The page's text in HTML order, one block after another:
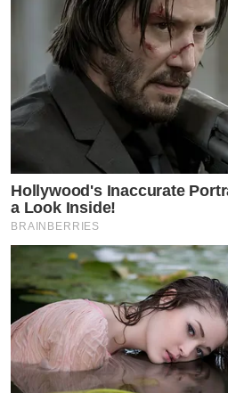
Hollywood's Inaccurate
a Look Inside!
BRAINBERRIES